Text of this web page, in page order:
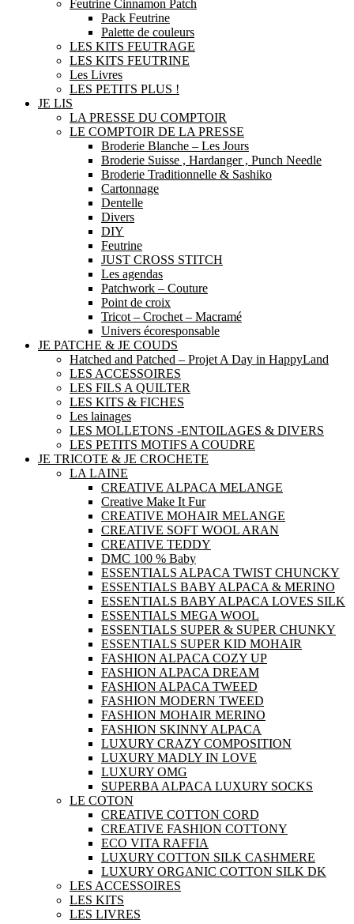
Feutrine Cinnamon Patch
Pack Feutrine
Palette de couleurs
LES KITS FEUTRAGE
LES KITS FEUTRINE
Les Livres
LES PETITS PLUS !
JE LIS
LA PRESSE DU COMPTOIR
LE COMPTOIR DE LA PRESSE
Broderie Blanche – Les Jours
Broderie Suisse , Hardanger , Punch Needle
Broderie Traditionnelle & Sashiko
Cartonnage
Dentelle
Divers
DIY
Feutrine
JUST CROSS STITCH
Les agendas
Patchwork – Couture
Point de croix
Tricot – Crochet – Macramé
Univers écoresponsable
JE PATCHE & JE COUDS
Hatched and Patched – Projet A Day in HappyLand
LES ACCESSOIRES
LES FILS A QUILTER
LES KITS & FICHES
Les lainages
LES MOLLETONS -ENTOILAGES & DIVERS
LES PETITS MOTIFS A COUDRE
JE TRICOTE & JE CROCHETE
LA LAINE
CREATIVE ALPACA MELANGE
Creative Make It Fur
CREATIVE MOHAIR MELANGE
CREATIVE SOFT WOOL ARAN
CREATIVE TEDDY
DMC 100 % Baby
ESSENTIALS ALPACA TWIST CHUNCKY
ESSENTIALS BABY ALPACA & MERINO
ESSENTIALS BABY ALPACA LOVES SILK
ESSENTIALS MEGA WOOL
ESSENTIALS SUPER & SUPER CHUNKY
ESSENTIALS SUPER KID MOHAIR
FASHION ALPACA COZY UP
FASHION ALPACA DREAM
FASHION ALPACA TWEED
FASHION MODERN TWEED
FASHION MOHAIR MERINO
FASHION SKINNY ALPACA
LUXURY CRAZY COMPOSITION
LUXURY MADLY IN LOVE
LUXURY OMG
SUPERBA ALPACA LUXURY SOCKS
LE COTON
CREATIVE COTTON CORD
CREATIVE FASHION COTTONY
ECO VITA RAFFIA
LUXURY COTTON SILK CASHMERE
LUXURY ORGANIC COTTON SILK DK
LES ACCESSOIRES
LES KITS
LES LIVRES